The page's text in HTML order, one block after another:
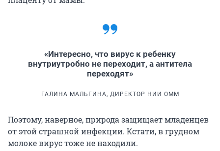
«Интересно, что вирус к ребенку
внутриутробно не переходит, а антитела
переходят»
ГАЛИНА МАЛЬГИНА, ДИРЕКТОР НИИ ОММ
Поэтому, наверное, природа защищает младенцев
от этой страшной инфекции. Кстати, в грудном
молоке вирус тоже не находили.